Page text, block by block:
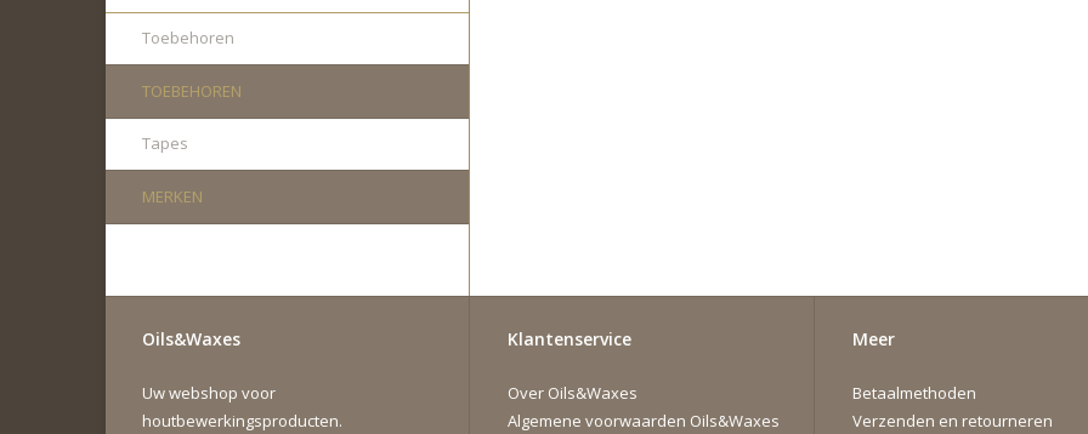
Toebehoren
TOEBEHOREN
Tapes
MERKEN
Oils&Waxes
Uw webshop voor
houtbewerkingsproducten.
Klantenservice
Over Oils&Waxes
Algemene voorwaarden Oils&Waxes
Meer
Betaalmethoden
Verzenden en retourneren